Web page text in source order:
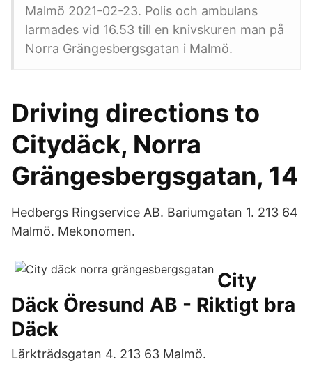
Malmö 2021-02-23. Polis och ambulans
larmades vid 16.53 till en knivskuren man på
Norra Grängesbergsgatan i Malmö.
Driving directions to
Citydäck, Norra
Grängesbergsgatan, 14
Hedbergs Ringservice AB. Bariumgatan 1. 213 64
Malmö. Mekonomen.
City
Däck Öresund AB - Riktigt bra
Däck
Lärkträdsgatan 4. 213 63 Malmö.